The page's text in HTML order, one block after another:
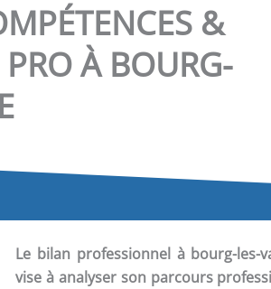
&
À BOURG-
Le bilan professionnel à bourg-les-
vise à analyser son parcours